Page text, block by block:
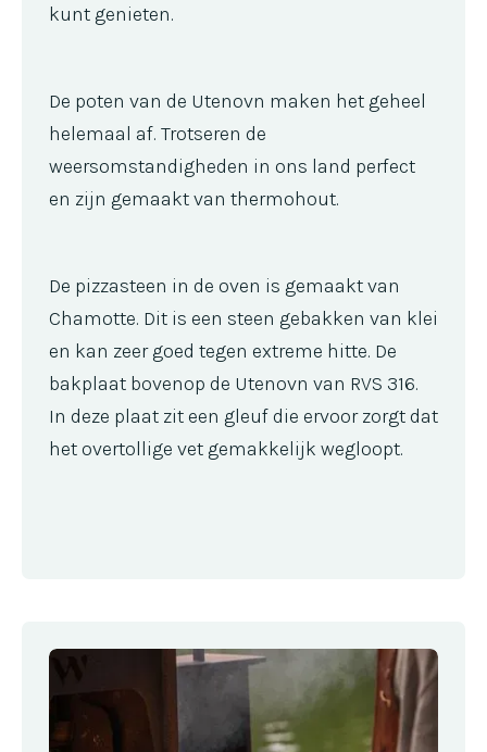
kunt genieten.
De poten van de Utenovn maken het geheel
helemaal af. Trotseren de
weersomstandigheden in ons land perfect
en zijn gemaakt van thermohout.
De pizzasteen in de oven is gemaakt van
Chamotte. Dit is een steen gebakken van klei
en kan zeer goed tegen extreme hitte. De
bakplaat bovenop de Utenovn van RVS 316.
In deze plaat zit een gleuf die ervoor zorgt dat
het overtollige vet gemakkelijk wegloopt.